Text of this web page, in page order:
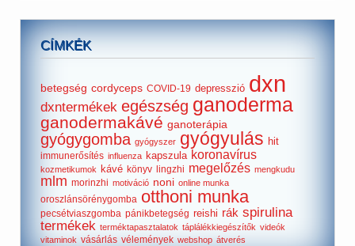
CÍMKÉK
betegség cordyceps COVID-19 depresszió dxn
dxntermékek egészség ganoderma
ganodermakávé ganoterápia
gyógygomba gyógyszer gyógyulás hit
immunerősítés influenza kapszula koronavírus
kozmetikumok kávé könyv lingzhi megelőzés mengkudu
mlm morinzhi motiváció noni online munka
oroszlánsörénygomba otthoni munka
pecsétviaszgomba pánikbetegség reishi rák spirulina
termékek terméktapasztalatok táplálékkiegészítők videók
vitaminok vásárlás vélemények webshop átverés